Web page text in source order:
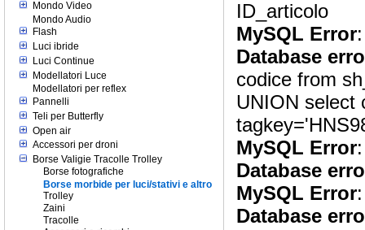
Mondo Video
Mondo Audio
Flash
Luci ibride
Luci Continue
Modellatori Luce
Modellatori per reflex
Pannelli
Teli per Butterfly
Open air
Accessori per droni
Borse Valigie Tracolle Trolley
Borse fotografiche
Borse morbide per luci/stativi e altro
Trolley
Zaini
Tracolle
ID_articolo
MySQL Error
Database
codice from
UNION select
MySQL Error
Database
MySQL Error
Database